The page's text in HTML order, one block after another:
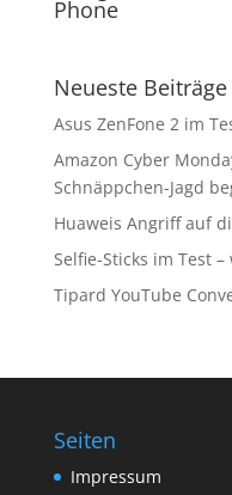
Phone
Neueste Beiträge
Asus ZenFone 2 im
Amazon Cyber
Schnäppchen-Jagd
Huaweis Angriff auf
Selfie-Sticks im Test
Tipard YouTube
Seiten
Impressum